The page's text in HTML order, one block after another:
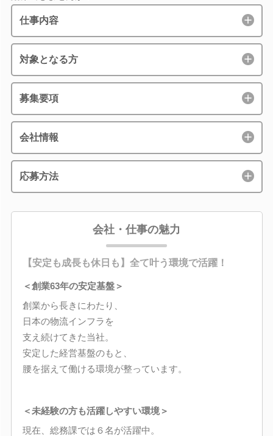
仕事内容
対象となる方
募集要項
会社情報
応募方法
会社・仕事の魅力
【安定も成長も休日も】全て叶う環境で活躍！
＜創業63年の安定基盤＞
創業から長きにわたり、
日本の物流インフラを
支え続けてきた当社。
安定した経営基盤のもと、
腰を据えて働ける環境が整っています。
＜未経験の方も活躍しやすい環境＞
現在、総務課では６名が活躍中。